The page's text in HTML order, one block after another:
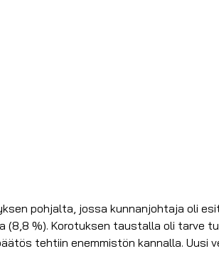
pohjalta, jossa kunnanjohtaja oli
%). Korotuksen taustalla oli tarve
tehtiin enemmistön kannalla. Uusi